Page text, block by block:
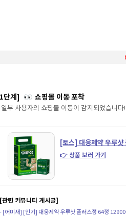
단계] 👀 쇼핑몰 이동 포착
부 사용자의 쇼핑몰 이동이 감지되었습니다!
[토스] 대웅제약 우루샷
👉 상품 보러 가기
[관련 커뮤니티 게시글]
- [어미새] [인기] 대웅제약 우루샷 플러스정 64정